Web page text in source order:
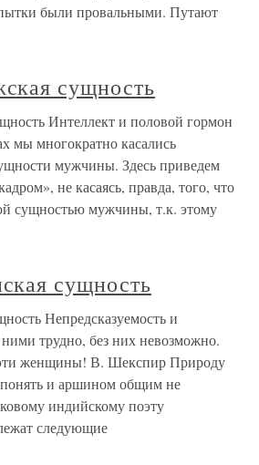
были провальными. Путают
сущность
Интеллект и половой гормон
мы многократно касались
мужчины. Здесь приведем
не касаясь, правда, того, что
сущностью мужчины, т.к. этому
сущность
Непредсказуемость и
трудно, без них невозможно.
женщины! В. Шекспир Природу
и аршином общим не
индийскому поэту
следующие